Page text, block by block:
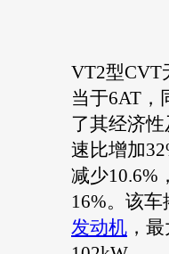
VT2型CVT
当于6AT，
了其经济
速比增加
减少10.6%
16%。该
发动机 ，